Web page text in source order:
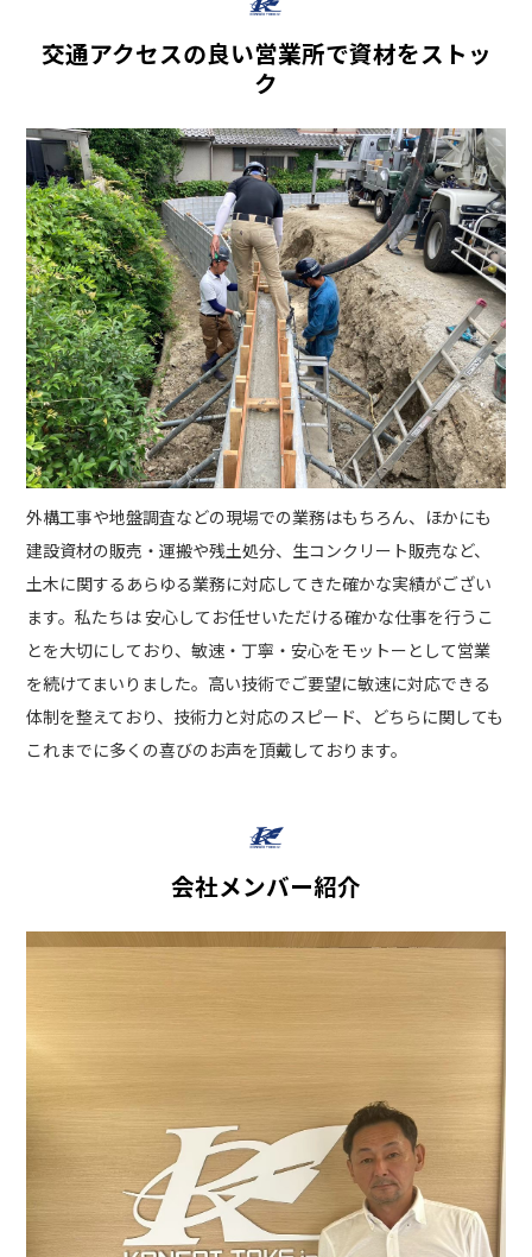
交通アクセスの良い営業所で資材をストッ
ク
外構工事や地盤調査などの現場での業務はもちろん、ほかにも
建設資材の販売・運搬や残土処分、生コンクリート販売など、
土木に関するあらゆる業務に対応してきた確かな実績がござい
ます。私たちは 安心してお任せいただける確かな仕事を行うこ
とを大切にしており、敏速・丁寧・安心をモットーとして営業
を続けてまいりました。高い技術でご要望に敏速に対応できる
体制を整えており、技術力と対応のスピード、どちらに関しても
これまでに多くの喜びのお声を頂戴しております。
会社メンバー紹介